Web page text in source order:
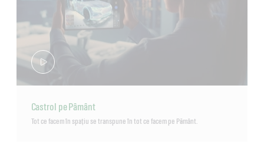
Castrol pe Pâmânt
Tot ce facem în spațiu se transpune în tot ce facem pe Pământ.